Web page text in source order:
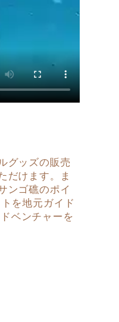
グッズの販売
だけます。ま
ンゴ礁のポイ
を地元ガイド
ベンチャーを